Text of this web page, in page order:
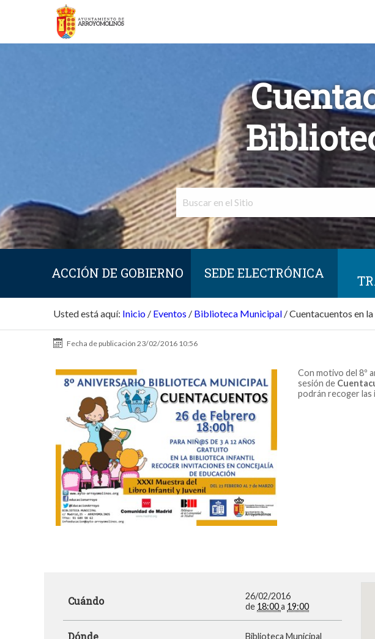
ACCIÓN DE GOBIERNO SEDE ELECTRÓNICA
Usted está aquí: Inicio / Eventos / Biblioteca Municipal /Cuentacuentos en
Fecha de publicación 23/02/2016 10:56
Con motivo del 8º
sesión de
podrán recoger las
Cuándo
26/02/2016
de 18:00a 19:00
Dónde Biblioteca Municipal